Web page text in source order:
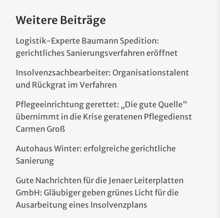
Weitere Beiträge
Logistik-Experte Baumann Spedition:
gerichtliches Sanierungsverfahren eröffnet
Insolvenzsachbearbeiter: Organisationstalent
und Rückgrat im Verfahren
Pflegeeinrichtung gerettet: „Die gute Quelle“
übernimmt in die Krise geratenen Pflegedienst
Carmen Groß
Autohaus Winter: erfolgreiche gerichtliche
Sanierung
Gute Nachrichten für die Jenaer Leiterplatten
GmbH: Gläubiger geben grünes Licht für die
Ausarbeitung eines Insolvenzplans